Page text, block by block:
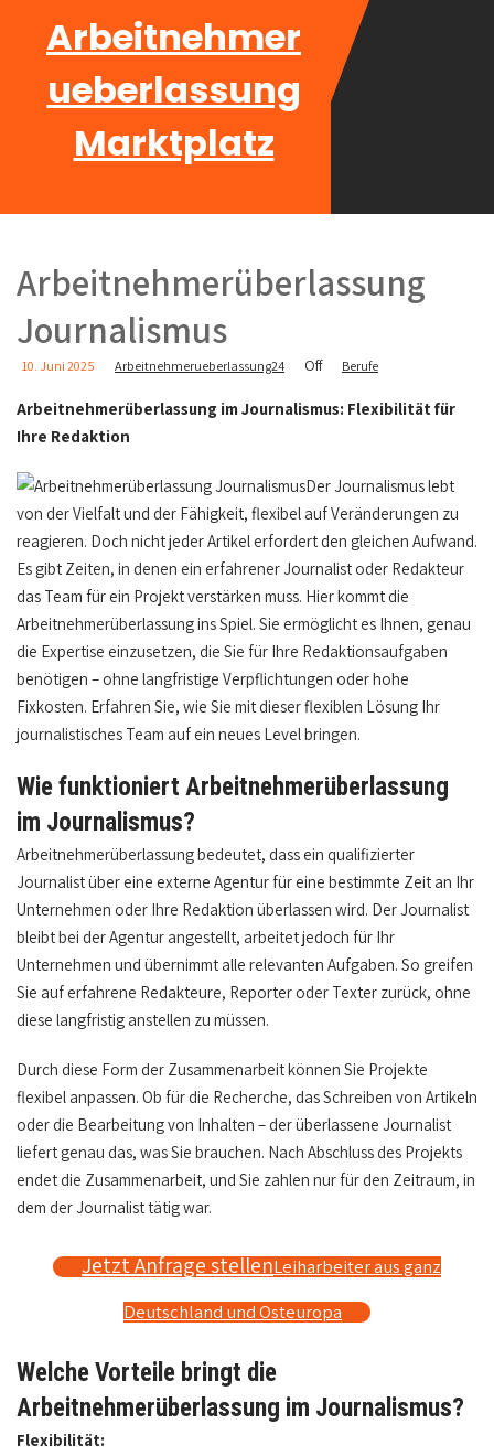
Arbeitnehmer
ueberlassung
Marktplatz
Arbeitnehmerüberlassung
Journalismus
10. Juni 2025 Arbeitnehmerueberlassung24 Off Berufe
Arbeitnehmerüberlassung im Journalismus: Flexibilität für
Ihre Redaktion
Der Journalismus lebt
von der Vielfalt und der Fähigkeit, flexibel auf Veränderungen zu
reagieren. Doch nicht jeder Artikel erfordert den gleichen Aufwand.
Es gibt Zeiten, in denen ein erfahrener Journalist oder Redakteur
das Team für ein Projekt verstärken muss. Hier kommt die
Arbeitnehmerüberlassung ins Spiel. Sie ermöglicht es Ihnen, genau
die Expertise einzusetzen, die Sie für Ihre Redaktionsaufgaben
benötigen – ohne langfristige Verpflichtungen oder hohe
Fixkosten. Erfahren Sie, wie Sie mit dieser flexiblen Lösung Ihr
journalistisches Team auf ein neues Level bringen.
Wie funktioniert Arbeitnehmerüberlassung
im Journalismus?
Arbeitnehmerüberlassung bedeutet, dass ein qualifizierter
Journalist über eine externe Agentur für eine bestimmte Zeit an Ihr
Unternehmen oder Ihre Redaktion überlassen wird. Der Journalist
bleibt bei der Agentur angestellt, arbeitet jedoch für Ihr
Unternehmen und übernimmt alle relevanten Aufgaben. So greifen
Sie auf erfahrene Redakteure, Reporter oder Texter zurück, ohne
diese langfristig anstellen zu müssen.
Durch diese Form der Zusammenarbeit können Sie Projekte
flexibel anpassen. Ob für die Recherche, das Schreiben von Artikeln
oder die Bearbeitung von Inhalten – der überlassene Journalist
liefert genau das, was Sie brauchen. Nach Abschluss des Projekts
endet die Zusammenarbeit, und Sie zahlen nur für den Zeitraum, in
dem der Journalist tätig war.
Jetzt Anfrage stellenLeiharbeiter aus ganz
Deutschland und Osteuropa
Welche Vorteile bringt die
Arbeitnehmerüberlassung im Journalismus?
Flexibilität: